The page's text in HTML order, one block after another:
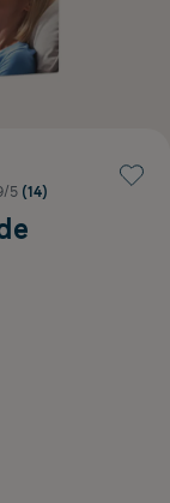
5 (14)